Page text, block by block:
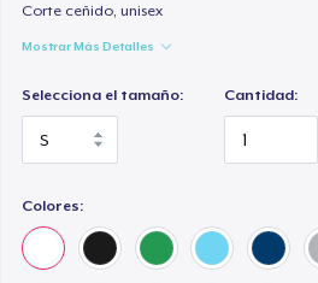
Corte ceñido, unisex
Mostrar Más Detalles
Selecciona el tamaño: Cantidad:
Colores: